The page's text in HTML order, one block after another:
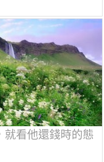
就看他還錢時的態